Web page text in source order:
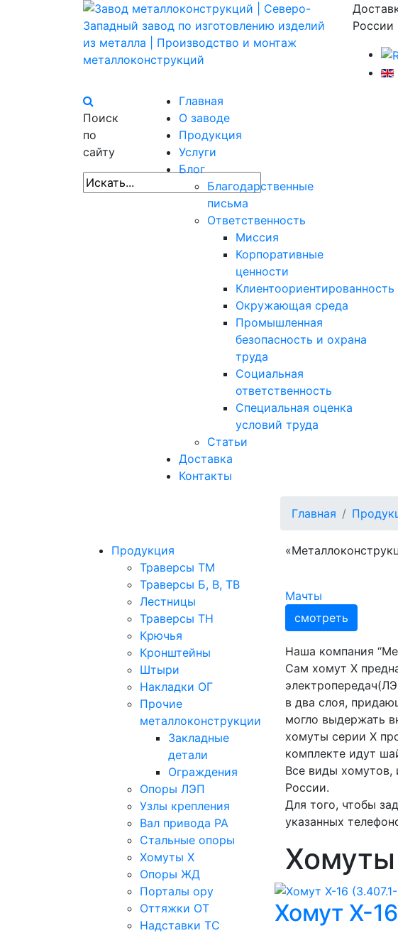
Поиск
по
сайту
Главная
О заводе
Продукция
Услуги
Блог
Благодарственные
письма
Ответственность
Миссия
Корпоративные
ценности
Клиентоориентированность
Окружающая среда
Промышленная
безопасность и охрана
труда
Социальная
ответственность
Специальная оценка
условий труда
Статьи
Доставка
Контакты
Главная
Продукция
Траверсы ТМ
Траверсы Б, В, ТВ
Лестницы
Траверсы ТН
Крючья
Кронштейны
Штыри
Накладки ОГ
Прочие
металлоконструкции
Закладные
детали
Ограждения
Опоры ЛЭП
Узлы крепления
Вал привода РА
Стальные опоры
Хомуты Х
Опоры ЖД
Порталы ору
Оттяжки ОТ
Надставки ТС
Мачты
смотреть
Наша компания
Сам хомут Х
в два слоя,
могло выдержать
хомуты серии Х
комплекте идут
Все виды хомутов,
России.
Для того, чтобы
указанных
Хомуты
Хомут Х-